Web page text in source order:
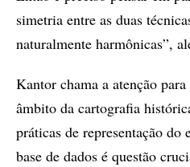
simetria entre as duas
naturalmente harmônicas”,
Kantor chama a atenção
âmbito da cartografia
práticas de representação do
base de dados é questão